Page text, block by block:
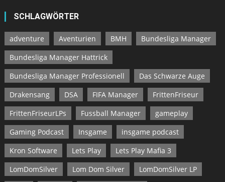
SCHLAGWÖRTER
adventure Aventurien BMH
Bundesliga Manager
Bundesliga Manager Hattrick
Bundesliga Manager Professionell
Das Schwarze Auge
Drakensang
DSA FIFA Manager
FrittenFriseur
FrittenFriseurLPs
Fussball Manager
gameplay
Gaming Podcast
Insgame
insgame podcast
Kron Software
Lets Play
Lets Play Mafia 3
LomDomSilver
Lom Dom Silver
LomDomSilver LP